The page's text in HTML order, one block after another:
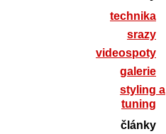
technika
srazy
videospoty
galerie
styling a
tuning
články